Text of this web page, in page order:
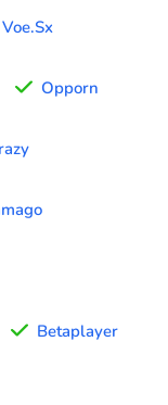
Voe.Sx
Opporn
Betaplayer